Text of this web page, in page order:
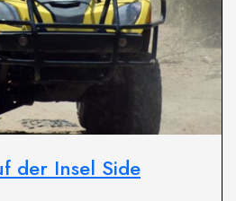
der Insel Side